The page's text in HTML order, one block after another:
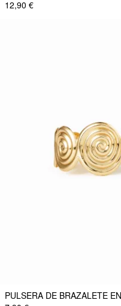
12,90 €
PULSERA DE BRAZALETE